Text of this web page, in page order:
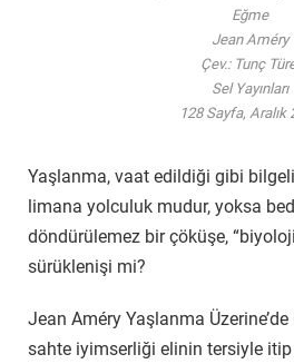
Eğme
Jean Améry
Çev.: Tunç
Sel Yayınları
128 Sayfa, Aralık
Yaşlanma, vaat edildiği gibi
limana yolculuk mudur, yoksa
döndürülemez bir çöküşe,
sürüklenişi mi?
Jean Améry Yaşlanma
sahte iyimserliği elinin tersiyle itip